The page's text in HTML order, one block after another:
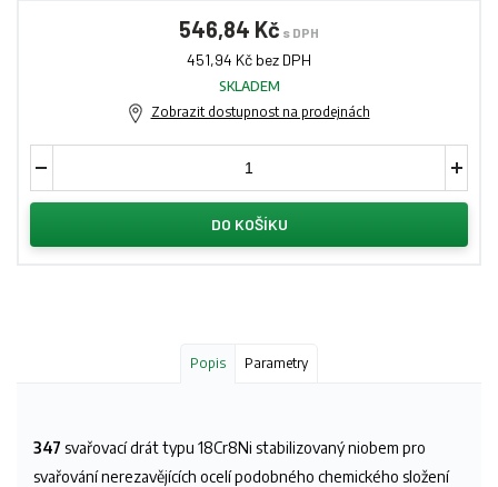
546,84 Kč s DPH
451,94 Kč bez DPH
SKLADEM
Zobrazit dostupnost na prodejnách
DO KOŠÍKU
Popis Parametry
347 svařovací drát typu 18Cr8Ni stabilizovaný niobem pro
svařování nerezavějících ocelí podobného chemického složení